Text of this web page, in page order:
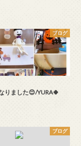
ブログ
りました😊/YURA🍀
ブログ